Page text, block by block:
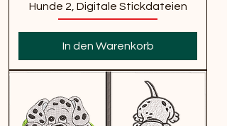
Hunde 2, Digitale Stickdateien
In den Warenkorb